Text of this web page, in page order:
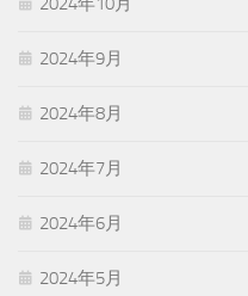
2024年9月
2024年8月
2024年7月
2024年6月
2024年5月